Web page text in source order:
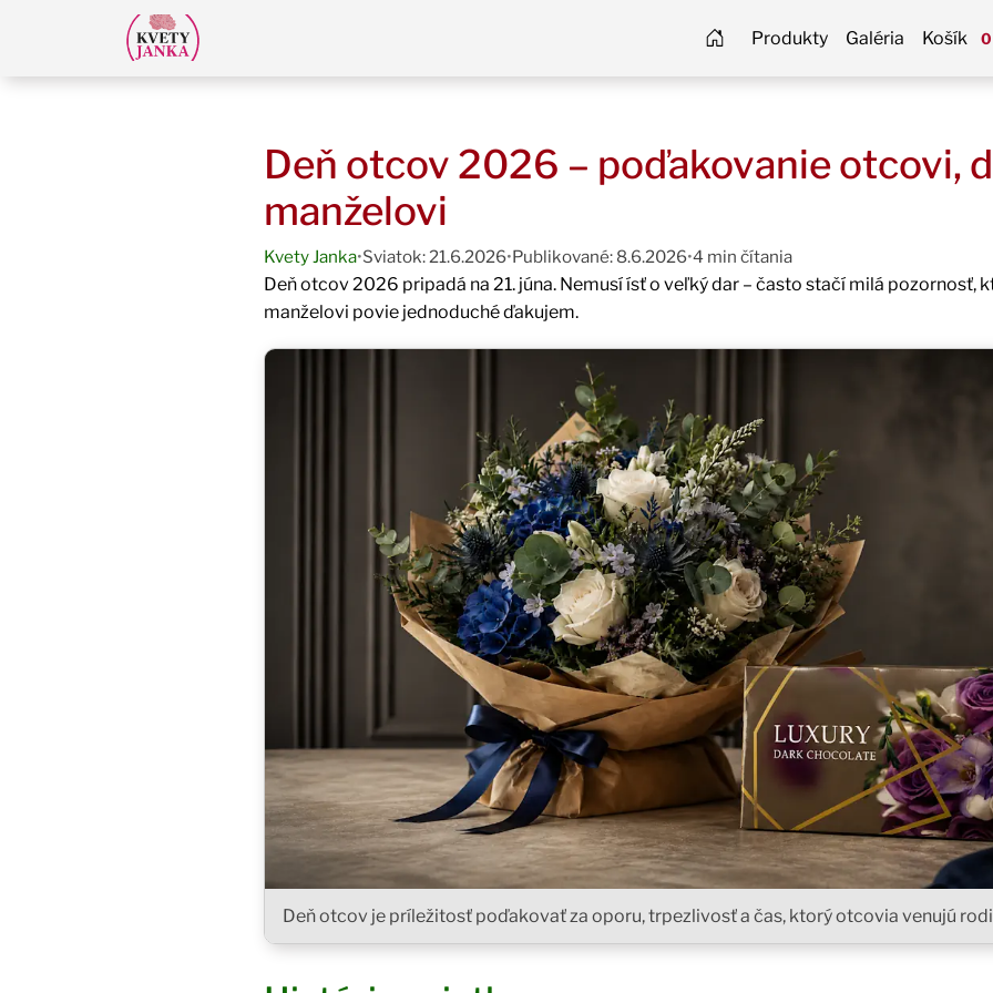
Produkty Galéria Košík 0
Deň otcov 2026 – poďakovanie otcovi,
manželovi
Kvety Janka•Sviatok: 21.6.2026•Publikované: 8.6.2026•4 min čítania
Deň otcov 2026 pripadá na 21. júna. Nemusí ísť o veľký dar – často stačí milá pozornosť,
manželovi povie jednoduché ďakujem.
Deň otcov je príležitosť poďakovať za oporu, trpezlivosť a čas, ktorý otcovia venujú